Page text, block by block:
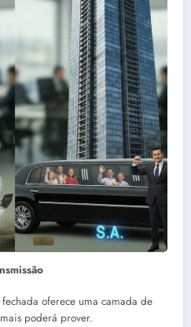
oferece uma camada de
poderá prover.